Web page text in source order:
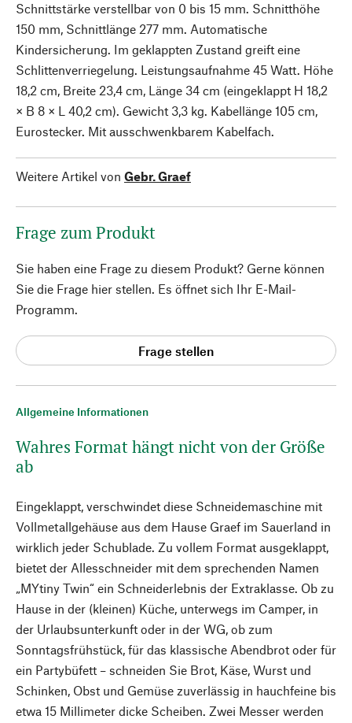
Allgemeine Informationen
Wahres Format hängt nicht von der Größe
ab
Eingeklappt, verschwindet diese Schneidemaschine mit
Vollmetallgehäuse aus dem Hause Graef im Sauerland in
wirklich jeder Schublade. Zu vollem Format ausgeklappt,
bietet der Allesschneider mit dem sprechenden Namen
„MYtiny Twin“ ein Schneiderlebnis der Extraklasse. Ob zu
Hause in der (kleinen) Küche, unterwegs im Camper, in
der Urlaubsunterkunft oder in der WG, ob zum
Sonntagsfrühstück, für das klassische Abendbrot oder für
ein Partybüfett – schneiden Sie Brot, Käse, Wurst und
Schinken, Obst und Gemüse zuverlässig in hauchfeine bis
etwa 15 Millimeter dicke Scheiben. Zwei Messer werden
Schnittstärke verstellbar von 0 bis 15 mm. Schnitthöhe
150 mm, Schnittlänge 277 mm. Automatische
Kindersicherung. Im geklappten Zustand greift eine
Schlittenverriegelung. Leistungsaufnahme 45 Watt. Höhe
18,2 cm, Breite 23,4 cm, Länge 34 cm (eingeklappt H 18,2
× B 8 × L 40,2 cm). Gewicht 3,3 kg. Kabellänge 105 cm,
Eurostecker. Mit ausschwenkbarem Kabelfach.
Weitere Artikel von Gebr. Graef
Frage zum Produkt
Sie haben eine Frage zu diesem Produkt? Gerne können
Sie die Frage hier stellen. Es öffnet sich Ihr E-Mail-
Programm.
Frage stellen